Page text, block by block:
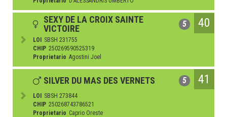
SEXY DE LA CROIX SAINTE
VICTOIRE
5 40
LOI
SBSH 231755
CHIP 250269590525319
Proprietario Agostini Joel
SILVER DU MAS DES VERNETS 5 41
LOI
SBSH 273844
CHIP 250268743786521
Proprietario Caprio Oreste